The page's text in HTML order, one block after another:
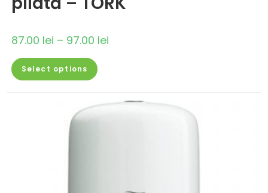
87.00 lei – 97.00 lei
Select options